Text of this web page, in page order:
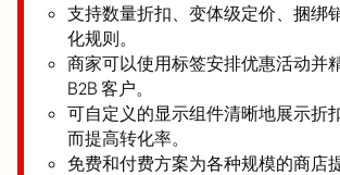
支持数量折扣、变体级定价、捆绑
化规则。
商家可以使用标签安排优惠活动并
B2B 客户。
可自定义的显示组件清晰地展示折
而提高转化率。
免费和付费方案为各种规模的商店